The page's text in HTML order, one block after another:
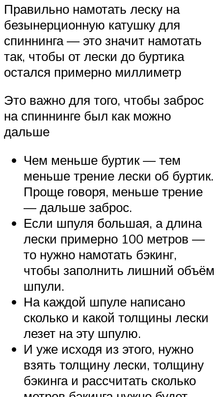
Правильно намотать леску на
безынерционную катушку для
спиннинга — это значит намотать
так, чтобы от лески до буртика
остался примерно миллиметр
Это важно для того, чтобы заброс
на спиннинге был как можно
дальше
Чем меньше буртик — тем
меньше трение лески об буртик.
Проще говоря, меньше трение
— дальше заброс.
Если шпуля большая, а длина
лески примерно 100 метров —
то нужно намотать бэкинг,
чтобы заполнить лишний объём
шпули.
На каждой шпуле написано
сколько и какой толщины лески
лезет на эту шпулю.
И уже исходя из этого, нужно
взять толщину лески, толщину
бэкинга и рассчитать сколько